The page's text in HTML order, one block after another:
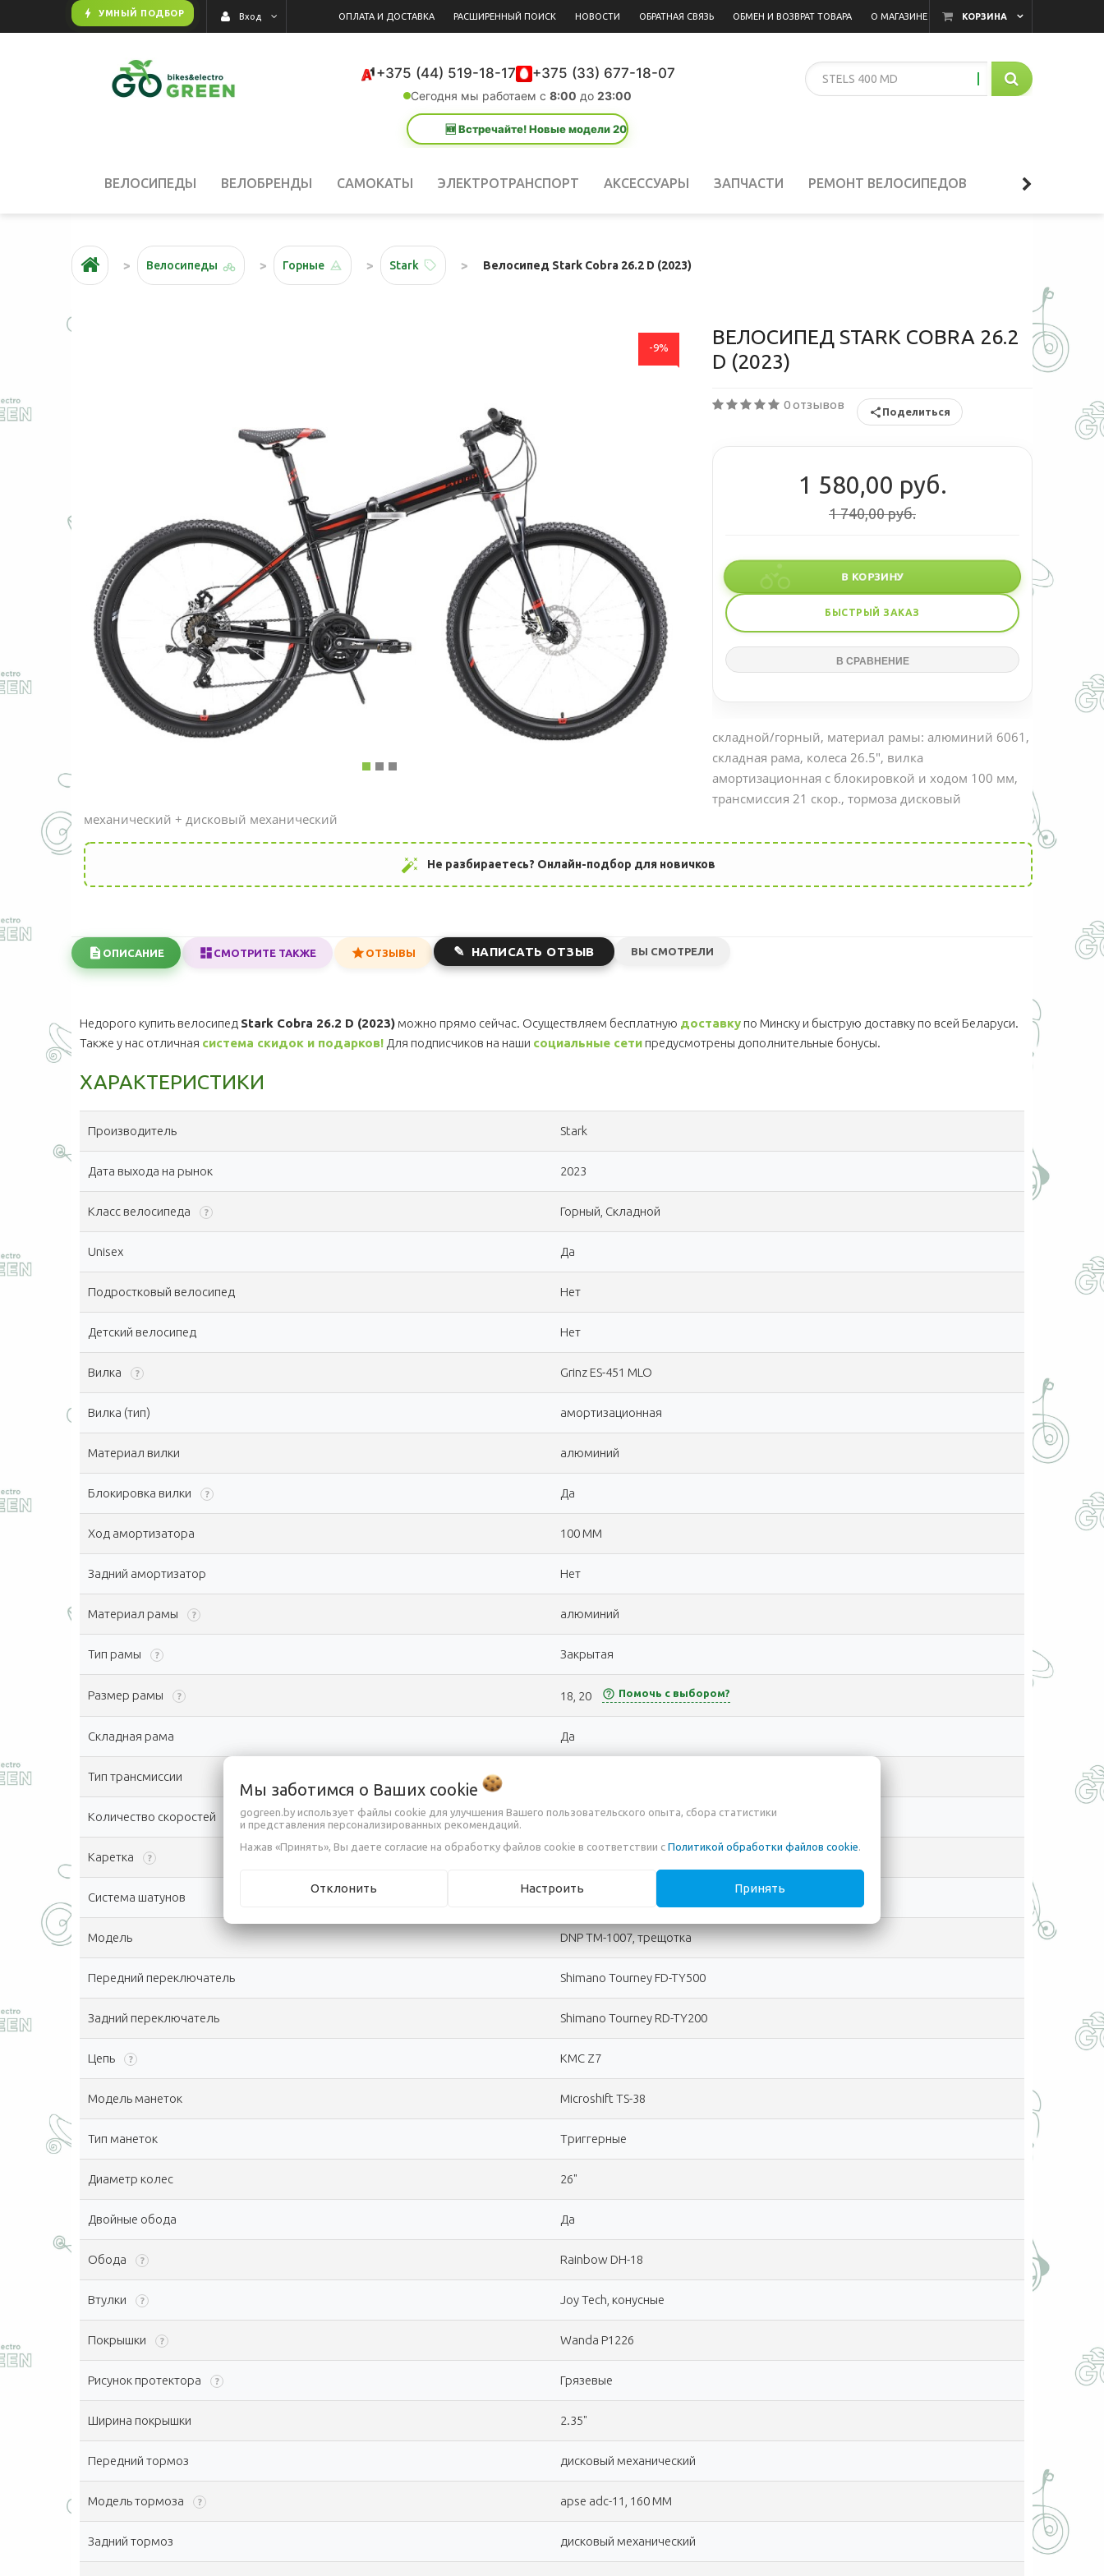
bolt УМНЫЙ ПОДБОР КОРЗИНА
Вход ОПЛАТА И ДОСТАВКА РАСШИРЕННЫЙ ПОИСК НОВОСТИ ОБРАТНАЯ СВЯЗЬ ОБМЕН И ВОЗВРАТ ТОВАРА О МАГАЗИНЕ
+375 (44) 519-18-17 +375 (33) 677-18-07
Сегодня мы работаем с 8:00 до 23:00
🆕 Встречайте! Новые модели 2026 года уже в каталоге!
ВЕЛОСИПЕДЫ ВЕЛОБРЕНДЫ САМОКАТЫ ЭЛЕКТРОТРАНСПОРТ АКСЕССУАРЫ ЗАПЧАСТИ РЕМОНТ ВЕЛОСИПЕДОВ
Велосипеды Горные Stark Велосипед Stark Cobra 26.2 D (2023)
-9%
ВЕЛОСИПЕД STARK COBRA 26.2
D (2023)
0 отзывов Поделиться
1 580,00 руб.
1 740,00 руб.
В КОРЗИНУ
БЫСТРЫЙ ЗАКАЗ
складной/горный, материал рамы: алюминий 6061,
складная рама, колеса 26.5", вилка
амортизационная с блокировкой и ходом 100 мм,
трансмиссия 21 скор., тормоза дисковый
механический + дисковый механический
auto_fix_high Не разбираетесь? Онлайн-подбор для новичков
ОПИСАНИЕ СМОТРИТЕ ТАКЖЕ ОТЗЫВЫ НАПИСАТЬ ОТЗЫВ ВЫ СМОТРЕЛИ
Недорого купить велосипед Stark Cobra 26.2 D (2023) можно прямо сейчас. Осуществляем бесплатную доставку по Минску и быструю доставку по всей Беларуси.
Также у нас отличная система скидок и подарков! Для подписчиков на наши социальные сети предусмотрены дополнительные бонусы.
ХАРАКТЕРИСТИКИ
Производитель Stark
Дата выхода на рынок 2023
Класс велосипеда ? Горный, Складной
Unisex Да
Подростковый велосипед Нет
Детский велосипед Нет
Вилка ? Grinz ES-451 MLO
Вилка (тип) амортизационная
Материал вилки алюминий
Блокировка вилки ? Да
Ход амортизатора 100 MM
Задний амортизатор Нет
Материал рамы ? алюминий
Тип рамы ? Закрытая
Размер рамы ? 18, 20 help_outline Помочь с выбором?
Складная рама Да
Тип трансмиссии
Количество скоростей 21 (3x7)
Каретка ?
Система шатунов Prowheel MA-AD43, алюминий
Модель DNP TM-1007, трещотка
Передний переключатель Shimano Tourney FD-TY500
Задний переключатель Shimano Tourney RD-TY200
Цепь ? KMC Z7
Модель манеток Microshift TS-38
Тип манеток Триггерные
Диаметр колес 26"
Двойные обода Да
Обода ? Rainbow DH-18
Втулки ? Joy Tech, конусные
Покрышки ? Wanda P1226
Рисунок протектора ? Грязевые
Ширина покрышки 2.35"
Передний тормоз дисковый механический
Модель тормоза ? apse adc-11, 160 ММ
Задний тормоз дисковый механический
Мы заботимся о Ваших cookie
gogreen.by использует файлы cookie для улучшения Вашего пользовательского опыта, сбора статистики
и представления персонализированных рекомендаций.
Нажав «Принять», Вы даете согласие на обработку файлов cookie в соответствии с Политикой обработки файлов cookie.
Отклонить Настроить Принять